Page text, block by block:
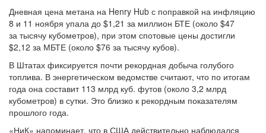
Дневная цена метана на Henry Hub с поправкой на инфляцию
8 и 11 ноября упала до $1,21 за миллион БТЕ (около $47
за тысячу кубометров), при этом спотовые цены достигли
$2,12 за МБТЕ (около $76 за тысячу кубов).
В Штатах фиксируется почти рекордная добыча голубого
топлива. В энергетическом ведомстве считают, что по итогам
года она составит 113 млрд куб. футов (около 3,2 млрд
кубометров) в сутки. Это близко к рекордным показателям
прошлого года.
«НиК» напоминает, что в США действительно наблюдался